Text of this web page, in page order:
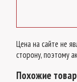
Цена на сайте не
сторону, поэтому
Похожие